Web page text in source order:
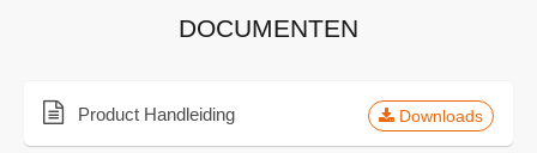
DOCUMENTEN
Product Handleiding Downloads